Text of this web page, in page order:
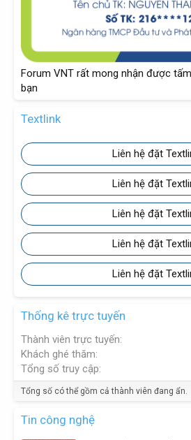
Forum VNT rất mong nhận được
bạn
Textlink
Liên hệ đặt
Liên hệ đặt
Liên hệ đặt
Liên hệ đặt
Liên hệ đặt
Thống kê trực tuyến
Thành viên trực tuyến
Khách ghé thăm
Tổng số truy cập
Tổng số có thể gồm cả thành viên đang ẩn.
Tin công nghệ